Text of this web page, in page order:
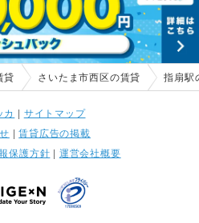
貸 さいたま市西区の賃貸 指扇駅
カ | サイトマップ
|賃貸広告の掲載
保護方針 | 運営会社概要